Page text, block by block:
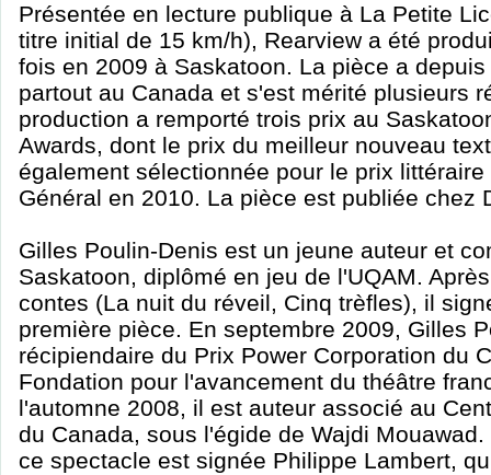
Présentée en lecture publique à La Petite
titre initial de 15 km/h), Rearview a été
fois en 2009 à Saskatoon. La pièce a
partout au Canada et s'est mérité plusieurs
production a remporté trois prix au
Awards, dont le prix du meilleur nouveau
également sélectionnée pour le prix
Général en 2010. La pièce est publiée chez
Gilles Poulin-Denis est un jeune auteur et
Saskatoon, diplômé en jeu de l'UQAM.
contes (La nuit du réveil, Cinq trèfles), il
première pièce. En septembre 2009, Gilles
récipiendaire du Prix Power Corporation du
Fondation pour l'avancement du théâtre
l'automne 2008, il est auteur associé au
du Canada, sous l'égide de Wajdi
ce spectacle est signée Philippe Lambert,